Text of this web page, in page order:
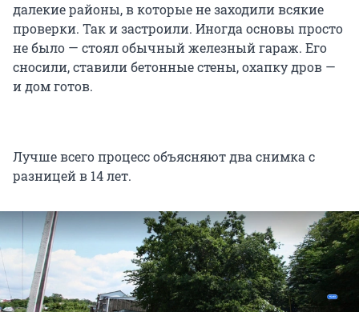
далекие районы, в которые не заходили всякие
проверки. Так и застроили. Иногда основы просто
не было — стоял обычный железный гараж. Его
сносили, ставили бетонные стены, охапку дров —
и дом готов.
Лучше всего процесс объясняют два снимка с
разницей в 14 лет.